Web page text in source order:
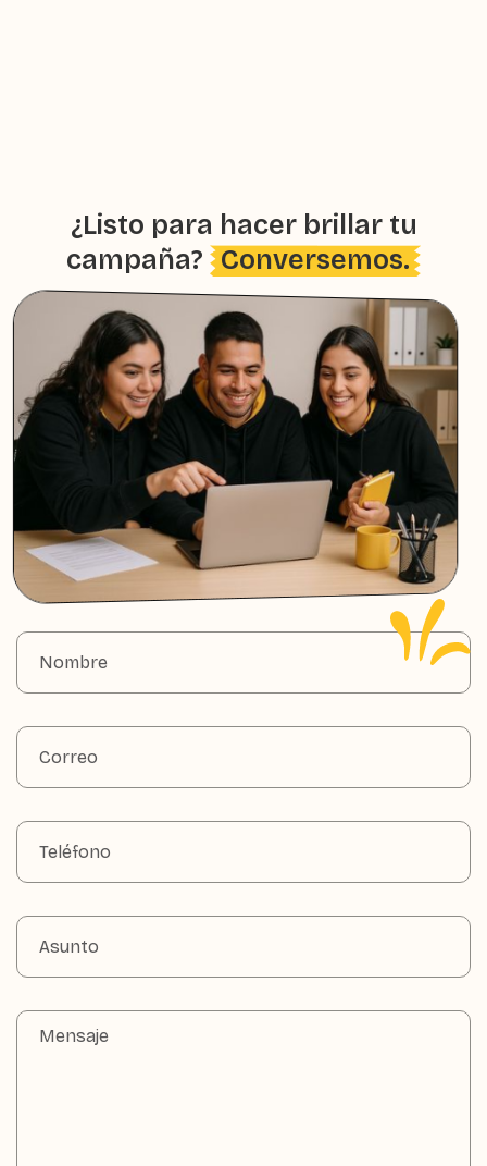
¿Listo para hacer brillar tu
campaña? Conversemos.